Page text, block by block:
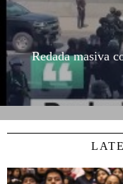
Redada masiva